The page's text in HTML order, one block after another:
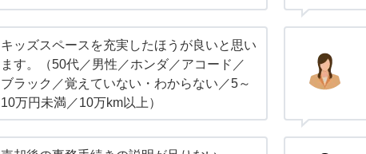
キッズスペースを充実したほうが良いと思い
ます。（50代／男性／ホンダ／アコード／
ブラック／覚えていない・わからない／5～
10万円未満／10万km以上）